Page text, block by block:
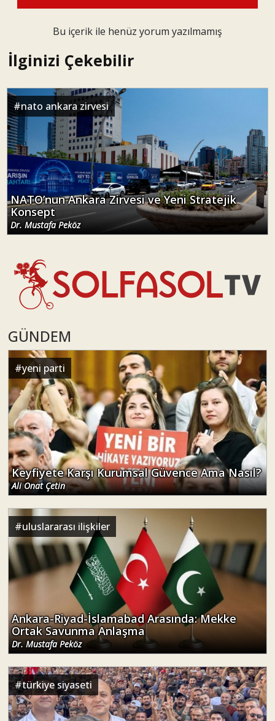
Bu içerik ile henüz yorum yazılmamış
İlginizi Çekebilir
#nato ankara zirvesi
NATO’nun Ankara Zirvesi ve Yeni Stratejik
Konsept
Dr. Mustafa Peköz
GÜNDEM
#yeni parti
Keyfiyete Karşı Kurumsal Güvence Ama Nasıl?
Ali Onat Çetin
#uluslararası ilişkiler
Ankara-Riyad-İslamabad Arasında: Mekke
Ortak Savunma Anlaşma
Dr. Mustafa Peköz
#türkiye siyaseti